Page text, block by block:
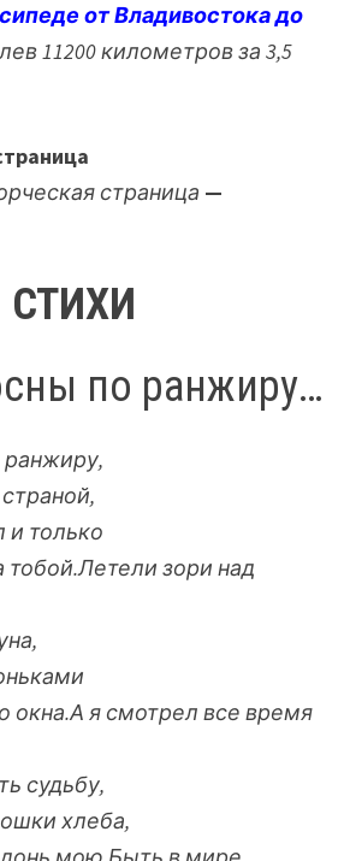
от Владивостока до
11200 километров за 3,5
страница —
СТИХИ
по ранжиру…
только
тобой.Летели зори над
окна.А я смотрел все время
судьбу,
хлеба,